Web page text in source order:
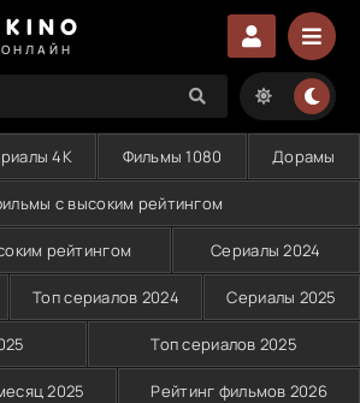
4K Фильмы 1080 Дорамы
с высоким рейтингом
рейтингом Сериалы 2024
Топ сериалов 2024 Сериалы 2025
Топ сериалов 2025
2025 Рейтинг фильмов 2026